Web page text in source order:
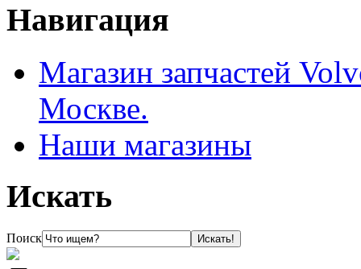
Навигация
Магазин запчастей
Москве.
Наши магазины
Искать
Поиск